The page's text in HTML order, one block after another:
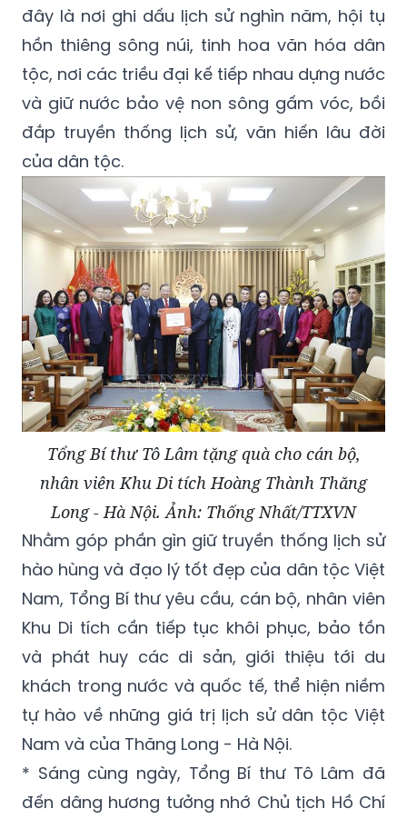
đây là nơi ghi dấu lịch sử nghìn năm, hội tụ
hồn thiêng sông núi, tinh hoa văn hóa dân
tộc, nơi các triều đại kế tiếp nhau dựng nước
và giữ nước bảo vệ non sông gấm vóc, bồi
đắp truyền thống lịch sử, văn hiến lâu đời
của dân tộc.
Tổng Bí thư Tô Lâm tặng quà cho cán bộ,
nhân viên Khu Di tích Hoàng Thành Thăng
Long - Hà Nội. Ảnh: Thống Nhất/TTXVN
Nhằm góp phần gìn giữ truyền thống lịch sử
hào hùng và đạo lý tốt đẹp của dân tộc Việt
Nam, Tổng Bí thư yêu cầu, cán bộ, nhân viên
Khu Di tích cần tiếp tục khôi phục, bảo tồn
và phát huy các di sản, giới thiệu tới du
khách trong nước và quốc tế, thể hiện niềm
tự hào về những giá trị lịch sử dân tộc Việt
Nam và của Thăng Long - Hà Nội.
* Sáng cùng ngày, Tổng Bí thư Tô Lâm đã
đến dâng hương tưởng nhớ Chủ tịch Hồ Chí